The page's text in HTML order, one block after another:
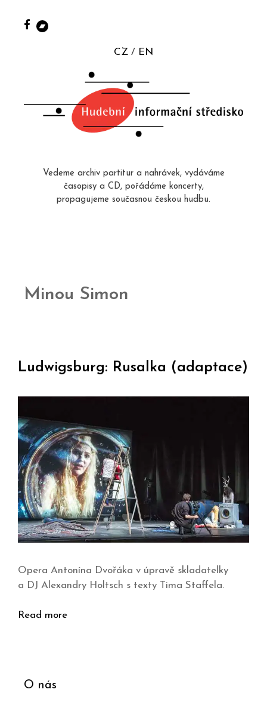
CZ EN
Vedeme archiv partitur a nahrávek, vydáváme
časopisy a CD, pořádáme koncerty,
propagujeme současnou českou hudbu.
Minou Simon
Ludwigsburg: Rusalka (adaptace)
Opera Antonína Dvořáka v úpravě skladatelky
a DJ Alexandry Holtsch s texty Tima Staffela.
Read more
O nás